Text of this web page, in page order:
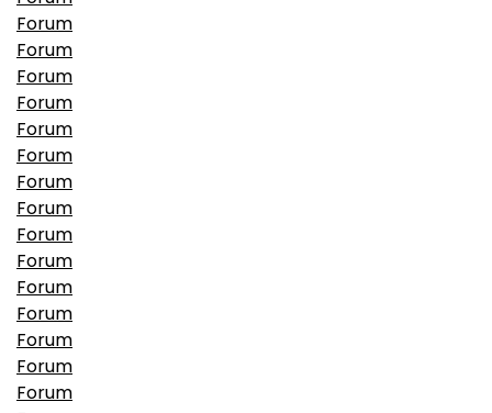
Forum
Forum
Forum
Forum
Forum
Forum
Forum
Forum
Forum
Forum
Forum
Forum
Forum
Forum
Forum